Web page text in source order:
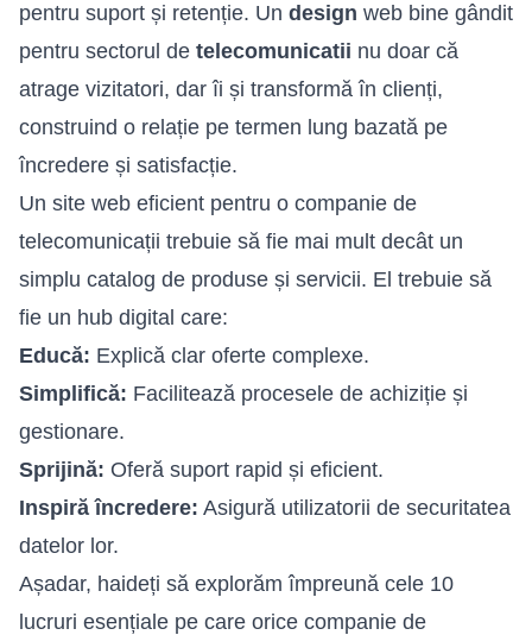
pentru suport și retenție. Un design web bine gândit
pentru sectorul de telecomunicatii nu doar că
atrage vizitatori, dar îi și transformă în clienți,
construind o relație pe termen lung bazată pe
încredere și satisfacție.
Un site web eficient pentru o companie de
telecomunicații trebuie să fie mai mult decât un
simplu catalog de produse și servicii. El trebuie să
fie un hub digital care:
Educă: Explică clar oferte complexe.
Simplifică: Facilitează procesele de achiziție și
gestionare.
Sprijină: Oferă suport rapid și eficient.
Inspiră încredere: Asigură utilizatorii de securitatea
datelor lor.
Așadar, haideți să explorăm împreună cele 10
lucruri esențiale pe care orice companie de